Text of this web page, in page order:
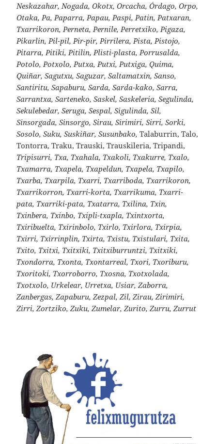
Neskazahar, Nogada, Okotx, Orcacha, Órdago, Orpo,
Otaka, Pa, Paparra, Papau, Paspi, Patin, Patxaran,
Txarrikoron, Perneta, Pernile, Perretxiko, Pigaza,
Pikarlin, Pil-pil, Pir-pir, Pirrilera, Pista, Pistojo,
Pitarra, Pitiki, Pitilin, Plisti-plasta, Porrusalda,
Potolo, Potxolo, Putxa, Putxi, Putxiga, Quima,
Quiñar, Sagutxu, Saguzar, Saltamatxin, Sanso,
Santiritu, Sapaburu, Sarda, Sarda-kako, Sarra,
Sarrantxa, Sarteneko, Saskel, Saskeleria, Segulinda,
Sekulebedar, Seruga, Sespal, Sigulinda, Sil,
Sinsorgada, Sinsorgo, Sirau, Sirimiri, Sirri, Sorki,
Sosolo, Suku, Suskiñar, Susunbako, Talaburrin, Talo,
Tontorra, Traku, Trauski, Trauskileria, Tripandi,
Tripisurri, Txa, Txahala, Txakoli, Txakurre, Txalo,
Txamarra, Txapela, Txapeldun, Txapela, Txapilo,
Txarba, Txarpila, Txarri, Txarriboda, Txarrikoron,
Txarrikorron, Txarri-korta, Txarrikuma, Txarri-
pata, Txarriki-pata, Txatarra, Txilina, Txin,
Txinbera, Txinbo, Txipli-txapla, Txintxorta,
Txiribuelta, Txirinbolo, Txirlo, Txirlora, Txirpia,
Txirri, Txirrinplin, Txirta, Txistu, Txistulari, Txita,
Txito, Txitxi, Txitxiki, Txitxiburruntzi, Txitxiki,
Txondorra, Txonta, Txontarreal, Txori, Txoriburu,
Txoritoki, Txorroborro, Txosna, Txotxolada,
Txotxolo, Urkelear, Urretxa, Usiar, Zaborra,
Zanbergas, Zapaburu, Zezpal, Zil, Zirau, Zirimiri,
Zirri, Zortziko, Zuku, Zumelar, Zurito, Zurru, Zurrut